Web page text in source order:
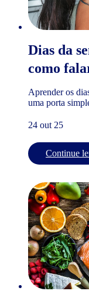
Dias da
como
Aprender os
uma porta
24 out 25
Continue